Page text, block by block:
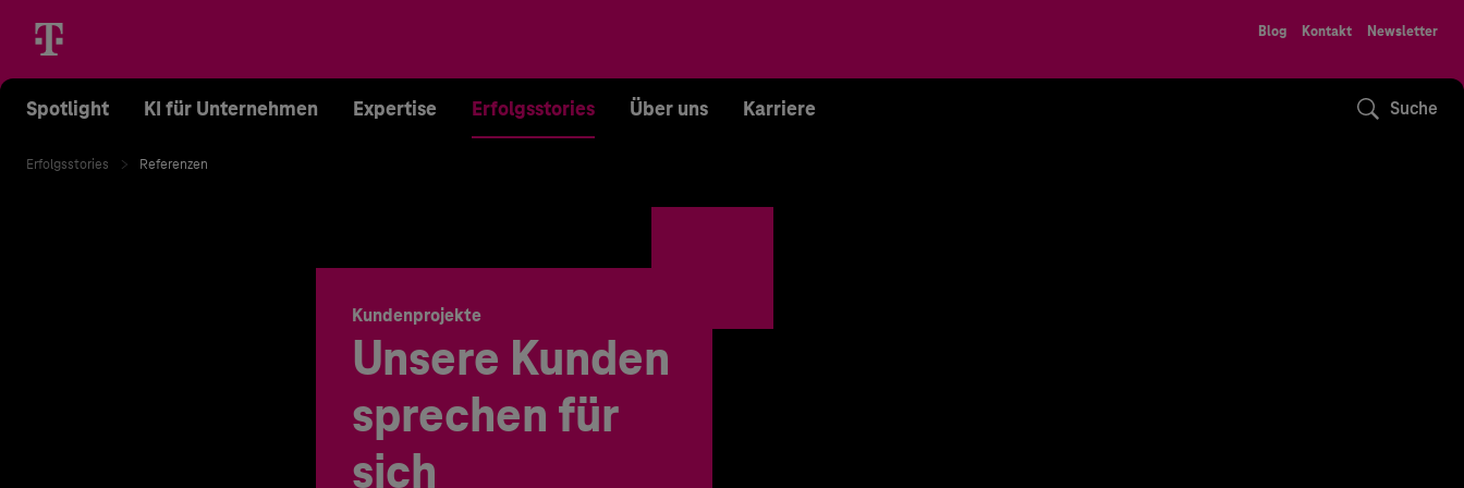
Blog Kontakt Newsletter
Spotlight KI für Unternehmen Expertise Erfolgsstories Über uns Karriere Suche
Erfolgsstories Referenzen
Kundenprojekte
Unsere Kunden
sprechen für
sich